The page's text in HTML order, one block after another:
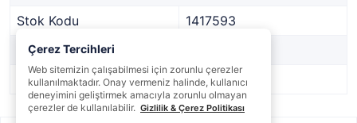
Stok Kodu
1417593
Marka
Stok Durumu
Var
Çerez Tercihleri
Web sitemizin çalışabilmesi için zorunlu çerezler
kullanılmaktadır. Onay vermeniz halinde, kullanıcı
deneyimini geliştirmek amacıyla zorunlu olmayan
çerezler de kullanılabilir. Gizlilik & Çerez Politikası